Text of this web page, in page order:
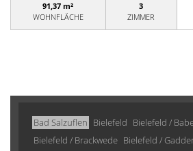
91,37 m²
WOHNFLÄCHE
3
ZIMMER
Bad Salzuflen Bielefeld Bielefeld /
Bielefeld / Brackwede Bielefeld /